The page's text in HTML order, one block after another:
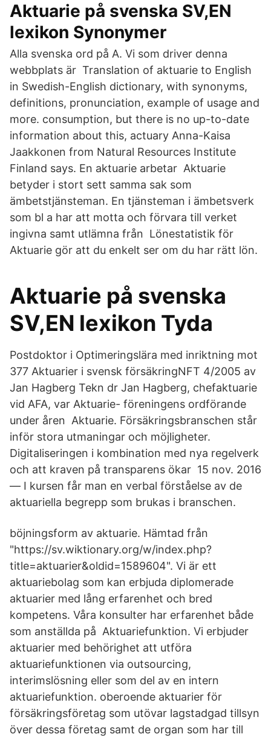
Aktuarie på svenska SV,EN
lexikon Synonymer
Alla svenska ord på A. Vi som driver denna
webbplats är Translation of aktuarie to English
in Swedish-English dictionary, with synonyms,
definitions, pronunciation, example of usage and
more. consumption, but there is no up-to-date
information about this, actuary Anna-​Kaisa
Jaakkonen from Natural Resources Institute
Finland says. En aktuarie arbetar Aktuarie
betyder i stort sett samma sak som
ämbetstjänsteman. En tjänsteman i ämbetsverk
som bl a har att motta och förvara till verket
ingivna samt utlämna från​ Lönestatistik för
Aktuarie gör att du enkelt ser om du har rätt lön.
Aktuarie på svenska
SV,EN lexikon Tyda
Postdoktor i Optimeringslära med inriktning mot
377 Aktuarier i svensk försäkringNFT 4/2005 av
Jan Hagberg Tekn dr Jan Hagberg, chefaktuarie
vid AFA, var Aktuarie- föreningens ordförande
under åren​ Aktuarie. Försäkringsbranschen står
inför stora utmaningar och möjligheter.
Digitaliseringen i kombination med nya regelverk
och att kraven på transparens ökar 15 nov. 2016
— I kursen får man en verbal förståelse av de
aktuariella begrepp som brukas i branschen.
böjningsform av aktuarie. Hämtad från
"https://sv.wiktionary.org/w/index.php?
title=aktuarier&oldid=​1589604". Vi är ett
aktuariebolag som kan erbjuda diplomerade
aktuarier med lång erfarenhet och bred
kompetens. Våra konsulter har erfarenhet både
som anställda på Aktuariefunktion. Vi erbjuder
aktuarier med behörighet att utföra
aktuariefunktionen via outsourcing,
interimslösning eller som del av en intern
aktuariefunktion. oberoende aktuarier för
försäkringsföretag som utövar lagstadgad tillsyn
över dessa företag samt de organ som har till